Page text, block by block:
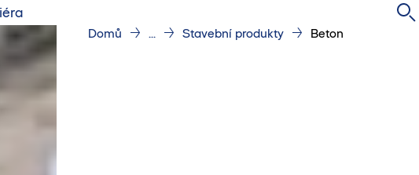
Domů ... Stavební produkty Beton